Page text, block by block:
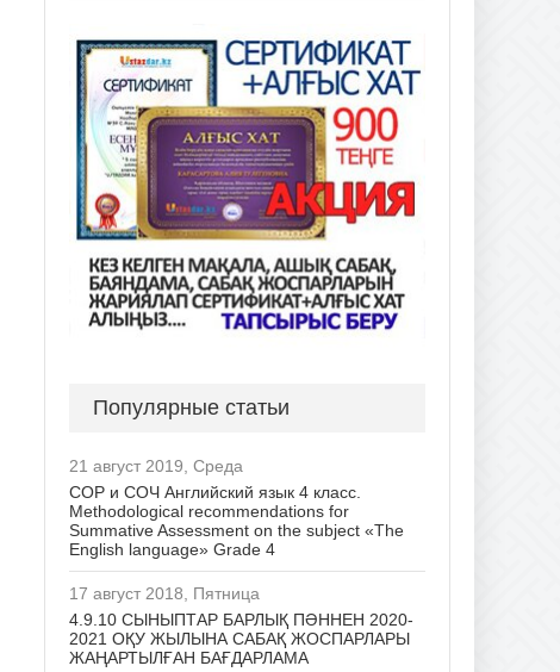
Популярные статьи
21 август 2019, Среда
СОР и СОЧ Английский язык 4 класс.
Methodological recommendations for
Summative Assessment on the subject «The
English language» Grade 4
17 август 2018, Пятница
4.9.10 СЫНЫПТАР БАРЛЫҚ ПӘННЕН 2020-
2021 ОҚУ ЖЫЛЫНА САБАҚ ЖОСПАРЛАРЫ
ЖАҢАРТЫЛҒАН БАҒДАРЛАМА